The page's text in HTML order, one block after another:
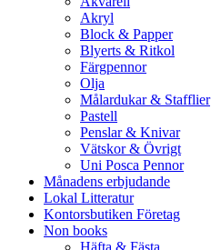
Akryl
Block & Papper
Blyerts & Ritkol
Färgpennor
Olja
Målardukar & Stafflier
Pastell
Penslar & Knivar
Vätskor & Övrigt
Uni Posca Pennor
Månadens erbjudande
Lokal Litteratur
Kontorsbutiken Företag
Non books
Häfta & Fästa